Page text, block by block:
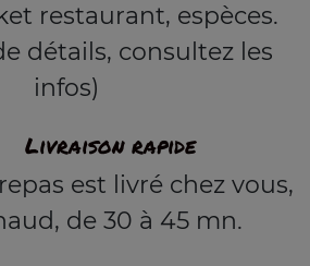
restaurant, espèces.
détails, consultez les
infos)
Livraison rapide
est livré chez vous,
de 30 à 45 mn.